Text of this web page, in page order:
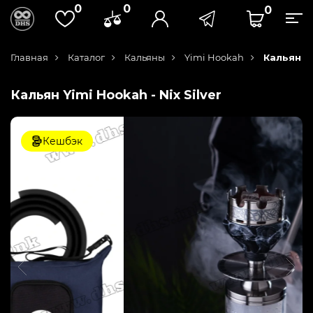
0 0 0
Главная Каталог Кальяны Yimi Hookah Кальян
Кальян Yimi Hookah - Nix Silver
Кешбэк